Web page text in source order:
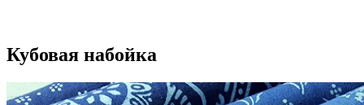
Кубовая набойка